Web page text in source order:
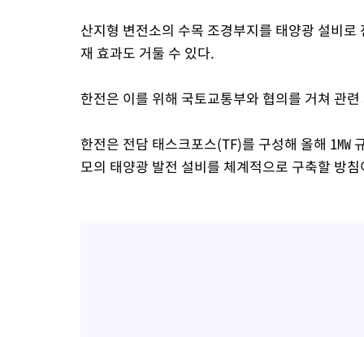
산지형 변전소의 수목 조경부지를 태양광 설비
재 효과도 거둘 수 있다.
한전은 이를 위해 국토교통부와 협의를 거쳐 관
한전은 전담 태스크포스(TF)를 구성해 올해 1㎿
모의 태양광 발전 설비를 체계적으로 구축할 방